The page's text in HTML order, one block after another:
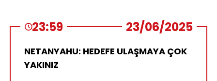
23:59 23/06/2025
NETANYAHU: HEDEFE ULAŞMAYA ÇOK
YAKINIZ